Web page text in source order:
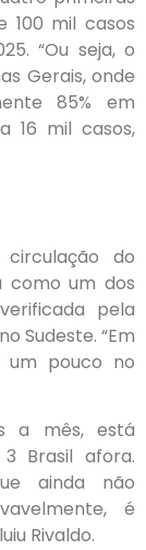
100 mil casos
“Ou seja, o
Gerais, onde
85% em
16 mil casos,
do
como um dos
pela
Sudeste. “Em
um pouco no
a mês, está
Brasil afora.
ainda não
é
Rivaldo.